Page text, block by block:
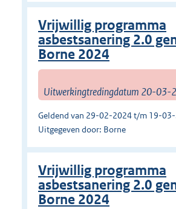
Vrijwillig programma
asbestsanering 2.0
Borne 2024
Uitwerkingtredingdatum 20-03-
Geldend van 29-02-2024 t/m 19-
Uitgegeven door: Borne
Vrijwillig programma
asbestsanering 2.0
Borne 2024